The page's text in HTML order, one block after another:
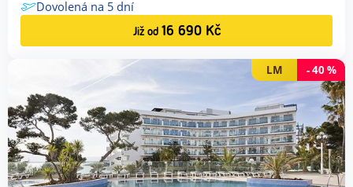
Dovolená na 5 dní
Již od 16 690 Kč
LM -40 %